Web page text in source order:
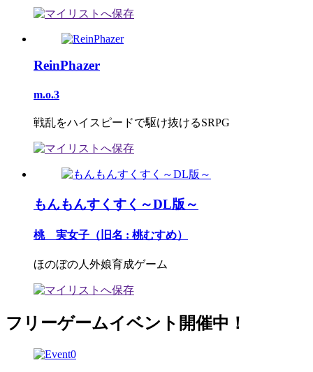
ReinPhazer
m.o.3
戦乱をハイスピードで駆け抜けるSRPG
もんもんすくすく～DL版～
桃 実女子（旧名 : 桃むすめ）
ほのぼの人外娘育成ゲーム
フリーゲームイベント開催中！